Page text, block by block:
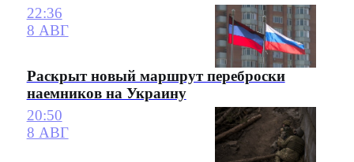
22:36
8 АВГ
Раскрыт новый маршрут переброски
наемников на Украину
20:50
8 АВГ